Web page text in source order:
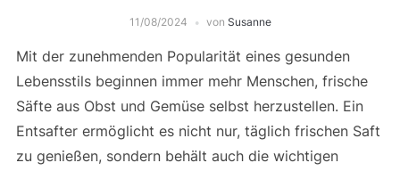
11/08/2024 von Susanne
Mit der zunehmenden Popularität eines gesunden
Lebensstils beginnen immer mehr Menschen, frische
Säfte aus Obst und Gemüse selbst herzustellen. Ein
Entsafter ermöglicht es nicht nur, täglich frischen Saft
zu genießen, sondern behält auch die wichtigen